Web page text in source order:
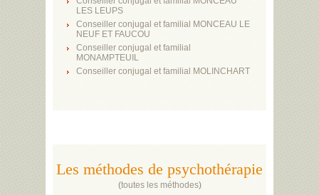
LES LEUPS
Conseiller conjugal et familial MONCEAU LE
NEUF ET FAUCOU
Conseiller conjugal et familial
MONAMPTEUIL
Conseiller conjugal et familial MOLINCHART
Les méthodes de psychothérapie
(toutes les méthodes)